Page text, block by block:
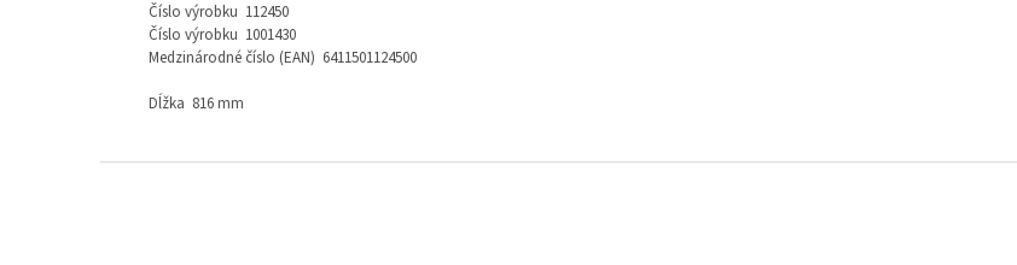
Číslo výrobku 112450
Číslo výrobku 1001430
Medzinárodné číslo (EAN) 6411501124500
Dĺžka 816 mm